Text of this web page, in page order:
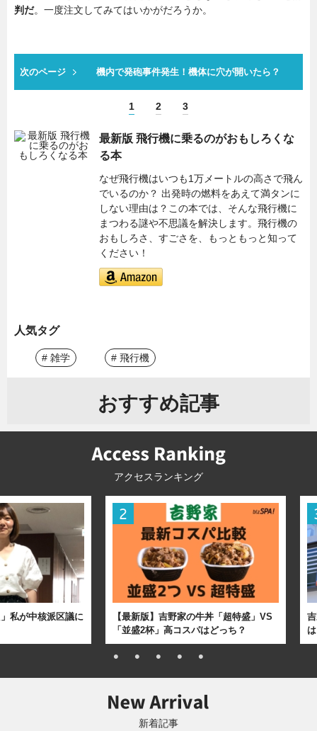
判だ。一度注文してみてはいかがだろうか。
次のページ 機内で発砲事件発生！機体に穴が開いたら？
1 2 3
最新版 飛行機に乗るのがおもしろくな
る本
なぜ飛行機はいつも1万メートルの高さで飛ん
でいるのか？ 出発時の燃料をあえて満タンに
しない理由は？この本では、そんな飛行機に
まつわる謎や不思議を解決します。飛行機の
おもしろさ、すごさを、もっともっと知って
ください！
人気タグ
# 雑学 # 飛行機
おすすめ記事
アクセスランキング
私が中核派区議に
【最新版】吉野家の牛丼「超特盛」VS
「並盛2杯」高コスパはどっち？
新着記事